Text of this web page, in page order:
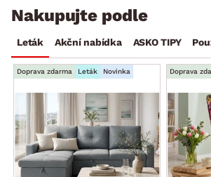
Nakupujte podle
Leták Akční nabídka ASKO TIPY
Doprava zdarma Leták Novinka Doprava